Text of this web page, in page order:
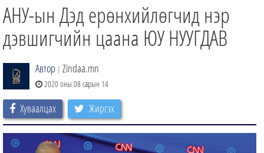
ӨГЛӨӨНИЙ СОНИН
ЗИНДАА СЭТГҮҮЛ
АНУ-ын Дэд ерөнхийлөгчид нэр
дэвшигчийн цаана ЮУ НУУГДАВ
Автор | Zindaa.mn
2020 оны 08 сарын 14
Хуваалцах Жиргэх